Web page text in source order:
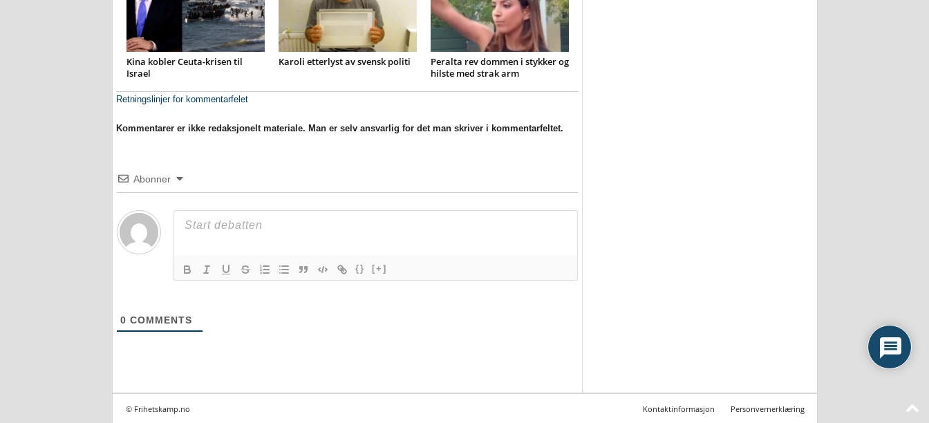
Kina kobler Ceuta-krisen til
Israel
Karoli etterlyst av svensk politi
Peralta rev dommen i stykker og
hilste med strak arm
Retningslinjer for kommentarfelet
Kommentarer er ikke redaksjonelt materiale. Man er selv ansvarlig for det man skriver i kommentarfeltet.
Abonner
{} [+]
0 COMMENTS
Kontaktinformasjon Personvernerklæring
© Frihetskamp.no